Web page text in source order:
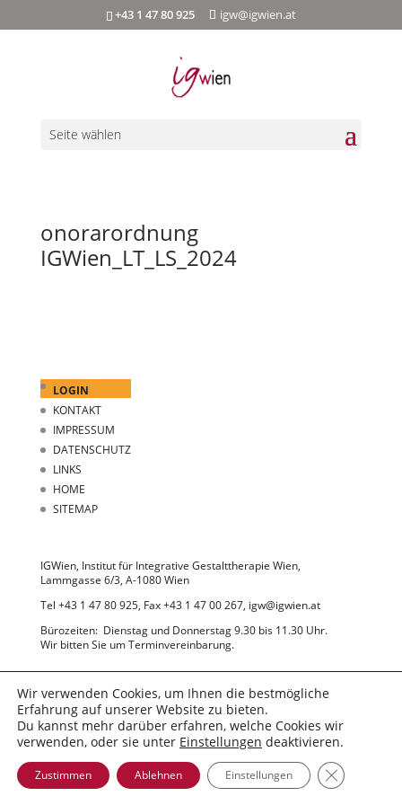
+43 1 47 80 925 igw@igwien.at
Seite wählen
onorarordnung
IGWien_LT_LS_2024
LOGIN
KONTAKT
IMPRESSUM
DATENSCHUTZ
LINKS
HOME
SITEMAP
IGWien, Institut für Integrative Gestalttherapie Wien,
Lammgasse 6/3, A-1080 Wien
Tel +43 1 47 80 925, Fax +43 1 47 00 267, igw@igwien.at
Bürozeiten: Dienstag und Donnerstag 9.30 bis 11.30 Uhr.
Wir bitten Sie um Terminvereinbarung.
© 2022 IGWien
Wir verwenden Cookies, um Ihnen die bestmögliche
Erfahrung auf unserer Website zu bieten.
Du kannst mehr darüber erfahren, welche Cookies wir
verwenden, oder sie unter Einstellungen deaktivieren.
Zustimmen Ablehnen Einstellungen GDPR